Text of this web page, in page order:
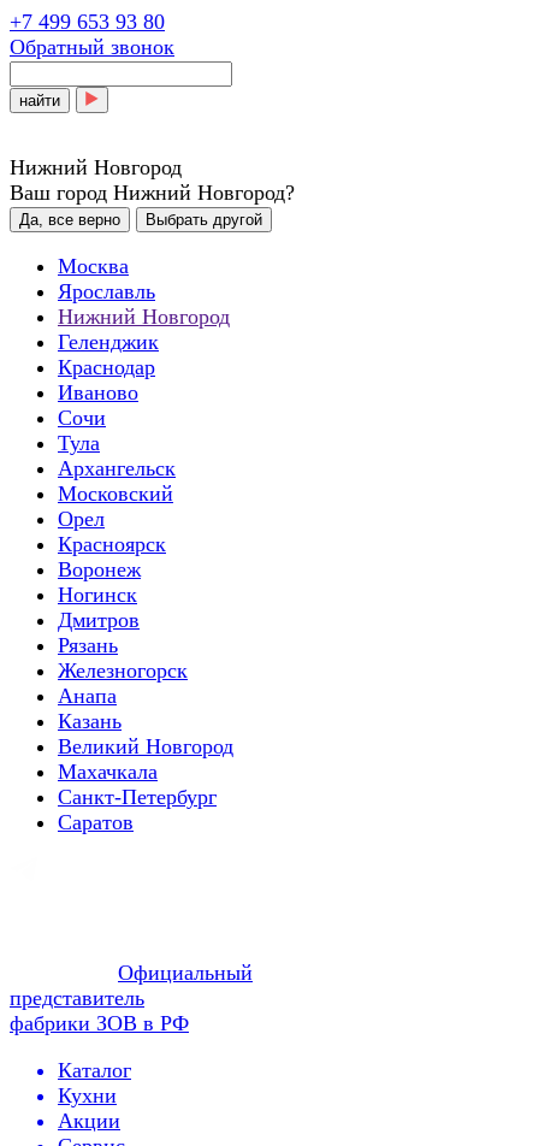
+7 499 653 93 80
Обратный звонок
найти
Нижний Новгород
Ваш город Нижний Новгород?
Да, все верно Выбрать другой
Москва
Ярославль
Нижний Новгород
Геленджик
Краснодар
Иваново
Сочи
Тула
Архангельск
Московский
Орел
Красноярск
Воронеж
Ногинск
Дмитров
Рязань
Железногорск
Анапа
Казань
Великий Новгород
Махачкала
Санкт-Петербург
Саратов
Официальный
представитель
фабрики ЗОВ в РФ
Каталог
Кухни
Акции